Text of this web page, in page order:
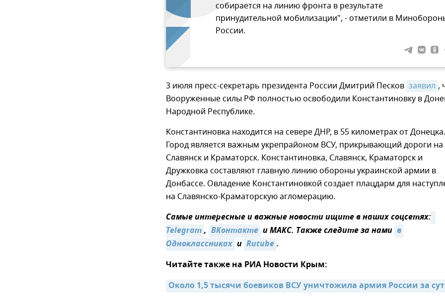
собирается на линию фронта в результате
принудительной мобилизации", - отметили в
России.
3 июля пресс-секретарь президента России Дмитрий Песков заявил ,
Вооруженные силы РФ полностью освободили Константиновку в
Народной Республике.
Константиновка находится на севере ДНР, в 55 километрах от Донецка.
Город является важным укрепрайоном ВСУ, прикрывающий дороги на
Славянск и Краматорск. Константиновка, Славянск, Краматорск и
Дружковка составляют главную линию обороны украинской армии в
Донбассе. Овладение Константиновкой создает плацдарм для
на Славянско-Краматорскую агломерацию.
Самые интересные и важные новости ищите в наших соцсетях:
Telegram, ВКонтакте и MAКС. Также следите за нами в
Одноклассниках и Rutube.
Читайте также на РИА Новости Крым:
Около 1,5 тысячи боевиков ВСУ уничтожила армия России за